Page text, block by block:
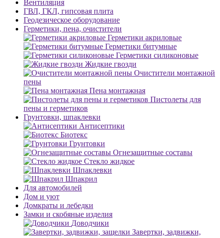
Вентиляция
ГВЛ, ГКЛ, гипсовая плита
Геодезическое оборудование
Герметики, пена, очистители
Герметики акриловые
Герметики битумные
Герметики силиконовые
Жидкие гвозди
Очистители монтажной
пены
Пена монтажная
Пистолеты для
пены и герметиков
Грунтовки, шпаклевки
Антисептики
Биотекс
Грунтовки
Огнезащитные составы
Стекло жидкое
Шпаклевки
Шпакрил
Для автомобилей
Дом и уют
Домкраты и лебедки
Замки и скобяные изделия
Доводчики
Завертки, задвижки,